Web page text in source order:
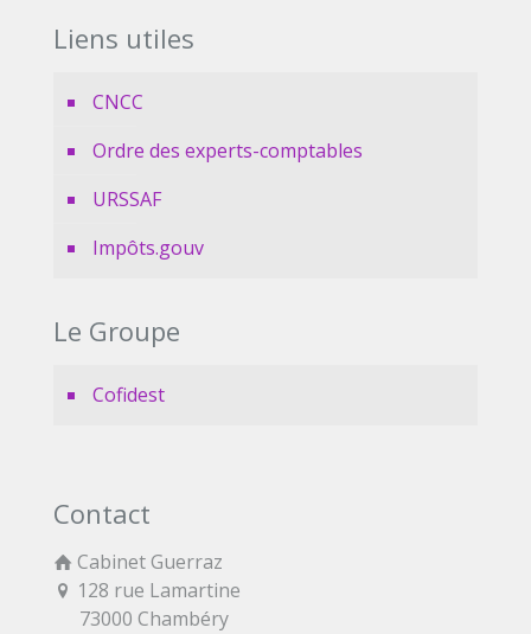
Liens utiles
CNCC
Ordre des experts-comptables
URSSAF
Impôts.gouv
Le Groupe
Cofidest
Contact
Cabinet Guerraz
128 rue Lamartine
73000 Chambéry